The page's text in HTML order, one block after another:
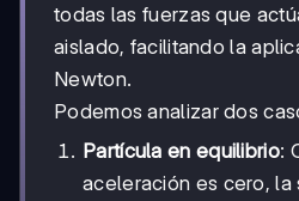
todas las fuerzas que
aislado, facilitando la
Newton.
Podemos analizar dos
Partícula en equilibrio:
aceleración es cero, la